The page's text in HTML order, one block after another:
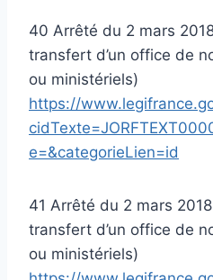
40 Arrêté du 2 mars
transfert d’un office de
ou ministériels)
https://
e=&categorieLien=id
41 Arrêté du 2 mars
transfert d’un office de
ou ministériels)